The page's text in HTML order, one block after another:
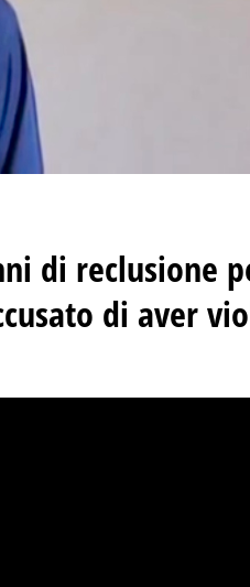
di reclusione
di aver